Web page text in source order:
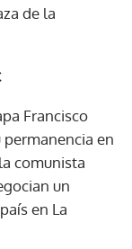
de la
Francisco
en
comunista
un
en La